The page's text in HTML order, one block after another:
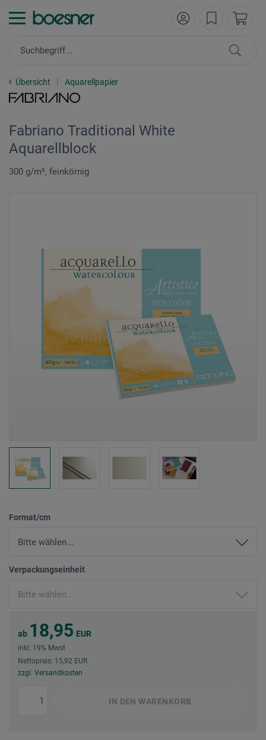
Übersicht Aquarellpapier
Fabriano Traditional White
Aquarellblock
300 g/m², feinkörnig
Format/cm
Verpackungseinheit
ab 18,95 EUR
inkl. 19% Mwst
Nettopreis: 15,92 EUR
zzgl. Versandkosten
IN DEN WARENKORB